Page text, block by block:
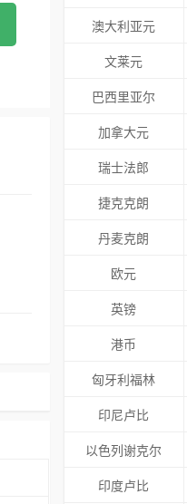
澳大利亚元
文莱元
巴西里亚尔
加拿大元
瑞士法郎
捷克克朗
丹麦克朗
欧元
英镑
港币
匈牙利福林
印尼卢比
以色列谢克尔
印度卢比